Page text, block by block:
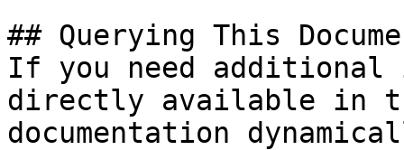
## Querying This
If you need
directly available in
documentation